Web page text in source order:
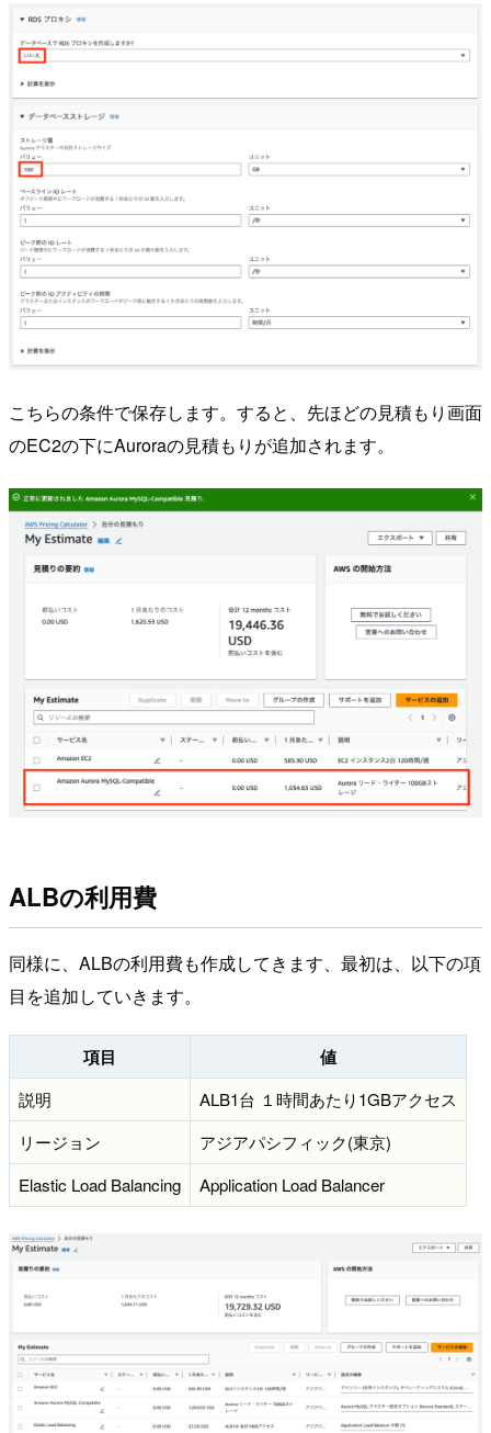
こちらの条件で保存します。すると、先ほどの見積もり画面
のEC2の下にAuroraの見積もりが追加されます。
ALBの利用費
同様に、ALBの利用費も作成してきます、最初は、以下の項
目を追加していきます。
項目 値
説明
ALB1台 １時間あたり1GBアクセス
リージョン
アジアパシフィック(東京)
Elastic Load Balancing
Application Load Balancer